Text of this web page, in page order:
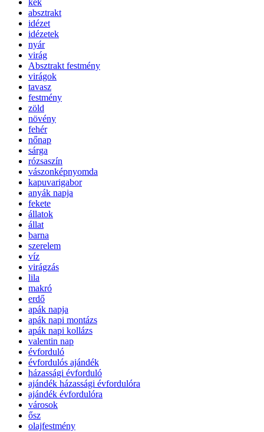
kék
absztrakt
idézet
idézetek
nyár
virág
Absztrakt festmény
virágok
tavasz
festmény
zöld
növény
fehér
nőnap
sárga
rózsaszín
vászonképnyomda
kapuvarigabor
anyák napja
fekete
állatok
állat
barna
szerelem
víz
virágzás
lila
makró
erdő
apák napja
apák napi montázs
apák napi kollázs
valentin nap
évforduló
évfordulós ajándék
házassági évforduló
ajándék házassági évfordulóra
ajándék évfordulóra
városok
ősz
olajfestmény